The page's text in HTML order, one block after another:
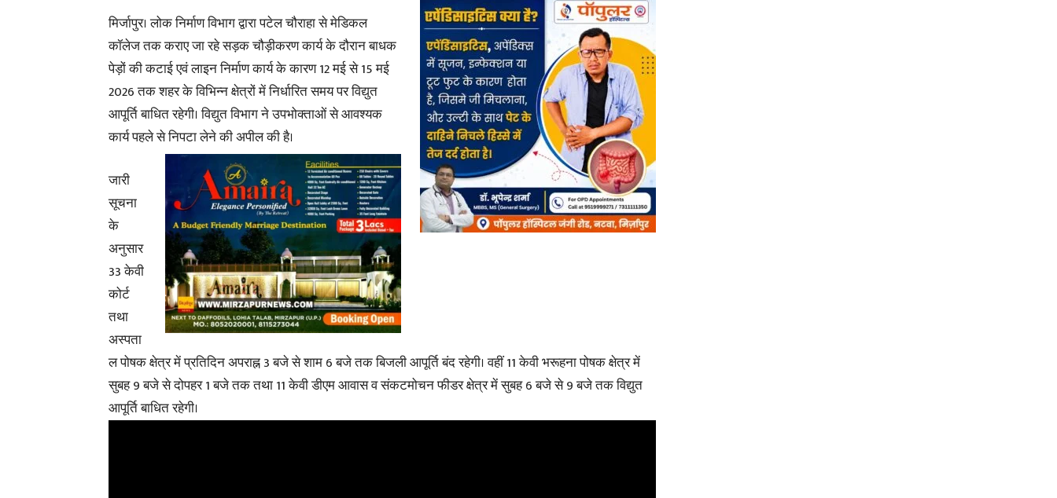
Hindi,
Today
Hindi
मिर्जापुर। लोक निर्माण विभाग द्वारा पटेल चौराहा से मेडिकल
कॉलेज तक कराए जा रहे सड़क चौड़ीकरण कार्य के दौरान बाधक
पेड़ों की कटाई एवं लाइन निर्माण कार्य के कारण 12 मई से 15 मई
2026 तक शहर के विभिन्न क्षेत्रों में निर्धारित समय पर विद्युत
आपूर्ति बाधित रहेगी। विद्युत विभाग ने उपभोक्ताओं से आवश्यक
कार्य पहले से निपटा लेने की अपील की है।
जारी
सूचना
के
अनुसार
33 केवी
कोर्ट
तथा
अस्पता
ल पोषक क्षेत्र में प्रतिदिन अपराह्न 3 बजे से शाम 6 बजे तक बिजली आपूर्ति बंद रहेगी। वहीं 11 केवी भरूहना पोषक क्षेत्र में
सुबह 9 बजे से दोपहर 1 बजे तक तथा 11 केवी डीएम आवास व संकटमोचन फीडर क्षेत्र में सुबह 6 बजे से 9 बजे तक विद्युत
आपूर्ति बाधित रहेगी।